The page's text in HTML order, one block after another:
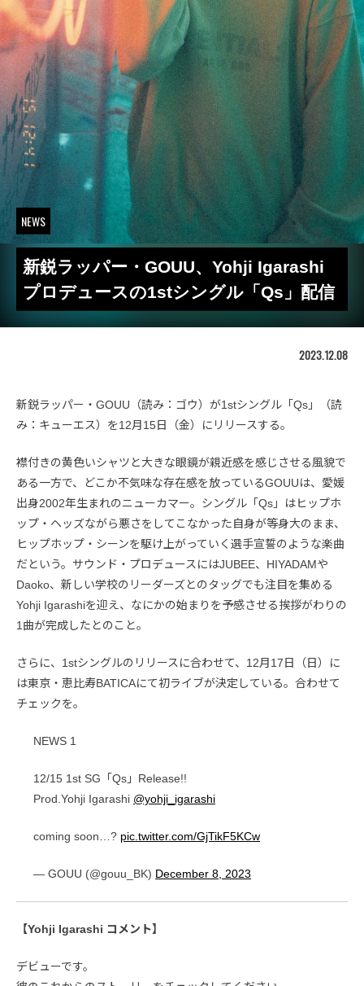
NEWS
新鋭ラッパー・GOUU、Yohji Igarashi
プロデュースの1stシングル「Qs」配信
2023.12.08
新鋭ラッパー・GOUU（読み：ゴウ）が1stシングル「Qs」（読
み：キューエス）を12月15日（金）にリリースする。
襟付きの黄色いシャツと大きな眼鏡が親近感を感じさせる風貌で
ある一方で、どこか不気味な存在感を放っているGOUUは、愛媛
出身2002年生まれのニューカマー。シングル「Qs」はヒップホ
ップ・ヘッズながら悪さをしてこなかった自身が等身大のまま、
ヒップホップ・シーンを駆け上がっていく選手宣誓のような楽曲
だという。サウンド・プロデュースにはJUBEE、HIYADAMや
Daoko、新しい学校のリーダーズとのタッグでも注目を集める
Yohji Igarashiを迎え、なにかの始まりを予感させる挨拶がわりの
1曲が完成したとのこと。
さらに、1stシングルのリリースに合わせて、12月17日（日）に
は東京・恵比寿BATICAにて初ライブが決定している。合わせて
チェックを。
NEWS 1
12/15 1st SG「Qs」Release!!
Prod.Yohji Igarashi @yohji_igarashi
coming soon…? pic.twitter.com/GjTikF5KCw
— GOUU (@gouu_BK) December 8, 2023
【Yohji Igarashi コメント】
デビューです。